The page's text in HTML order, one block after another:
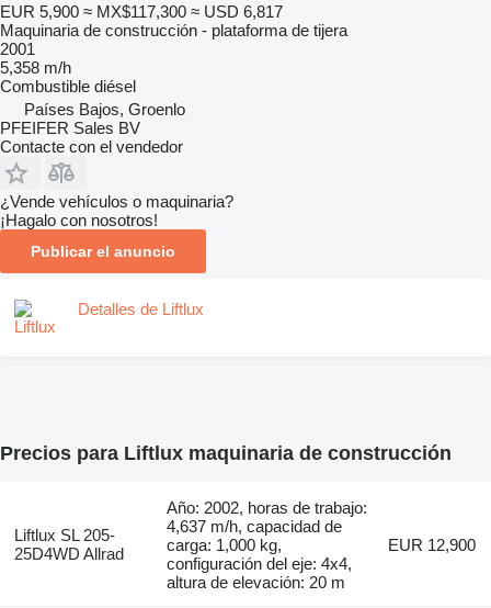
EUR 5,900 ≈ MX$117,300 ≈ USD 6,817
Maquinaria de construcción - plataforma de tijera
2001
5,358 m/h
Combustible diésel
Países Bajos, Groenlo
PFEIFER Sales BV
Contacte con el vendedor
¿Vende vehículos o maquinaria?
¡Hagalo con nosotros!
Publicar el anuncio
Detalles de Liftlux
Precios para Liftlux maquinaria de construcción
Liftlux SL 205-
25D4WD Allrad
Año: 2002, horas de trabajo:
4,637 m/h, capacidad de
carga: 1,000 kg,
configuración del eje: 4x4,
altura de elevación: 20 m
EUR 12,900